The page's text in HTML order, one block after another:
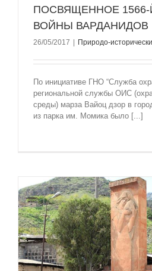
ПОСВЯЩЕННОЕ
ВОЙНЫ ВАРДАНИДОВ
26/05/2017 | Природо-
По инициативе ГНО “Служба
региональной службы ОИС
среды) марза Вайоц дзор в
из парка им. Момика было [...]